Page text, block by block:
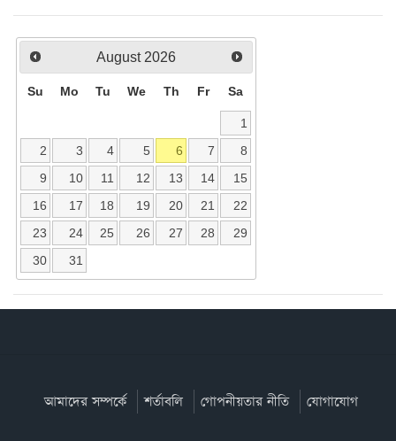
August 2026
Su Mo Tu We Th Fr Sa
1
2
3 4 5 6 7
8
9
10 11 12 13 14
15
16
17 18 19 20 21
22
23
24 25 26 27 28
29
30
31
আমাদের সম্পর্কে শর্তাবলি গোপনীয়তার নীতি যোগাযোগ